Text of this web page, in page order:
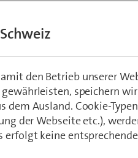
nötig.
den Betrieb unserer
speichern
Ausland. Cookie-
der Webseite etc.),
erfolgt keine entsprechende